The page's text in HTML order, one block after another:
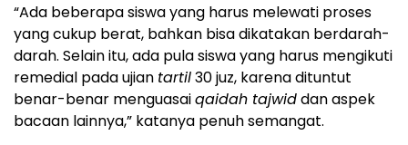
“Ada beberapa siswa yang harus melewati proses
yang cukup berat, bahkan bisa dikatakan berdarah-
darah. Selain itu, ada pula siswa yang harus mengikuti
remedial pada ujian tartil30 juz, karena dituntut
benar-benar menguasaiqaidah tajwiddan aspek
bacaan lainnya,” katanya penuh semangat.